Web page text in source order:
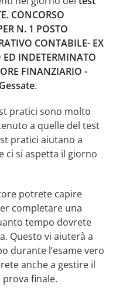
CONCORSO
N. 1 POSTO
CONTABILE- EX
ED INDETERMINATO
FINANZIARIO -
.
pratici sono molto
a quelle del test
pratici aiutano a
ci si aspetta il giorno
potrete capire
completare una
tempo dovrete
Questo vi aiuterà a
durante l’esame vero
anche a gestire il
finale.